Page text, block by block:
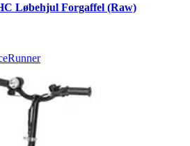
Løbehjul Forgaffel (Raw)